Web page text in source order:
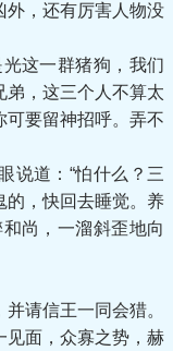
外，还有厉害人物没
这一群猪狗，我们
弟，这三个人不算太
可要留神招呼。弄不
道：“怕什么？三
的，快回去睡觉。养
尚，一溜斜歪地向
请信王一同会猎。
见面，众寡之势，赫